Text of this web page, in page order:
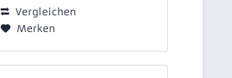
Brillantschmucks, die man
nicht...
Vergleichen
Merken